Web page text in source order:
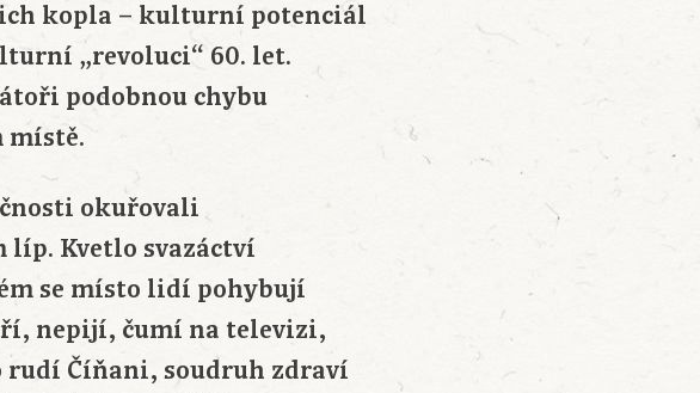
kopla – kulturní potenciál
„revoluci“ 60. let.
podobnou chybu
místě.
okuřovali
Kvetlo svazáctví
se místo lidí pohybují
nepijí, čumí na televizi,
Číňani, soudruh zdraví